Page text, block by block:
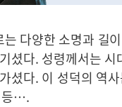
다양한 소명과 길
셨다. 성령께서는
셨다. 이 성덕의 역
등⋯.